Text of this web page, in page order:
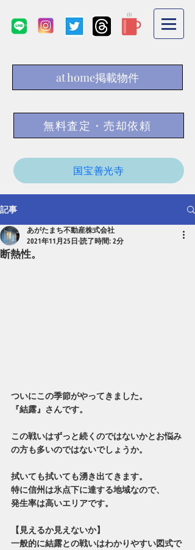
at home掲載物件
無料査定・売却依頼
国宝善光寺
記事
断熱性。
あがたまち不動産株式会社
2021年11月25日 読了時間: 2分
ついにこの季節がやってきました。
『結露』さんです。
この戦いはずっと続くのではないかとお悩み
の方も多いのではないでしょうか。
拭いても拭いても湧き出てきます。
特に信州は氷点下に達する地域なので、
発生率は高いエリアです。
【見えるか見えないか】
一般的に結露との戦いはわかりやすい図式で